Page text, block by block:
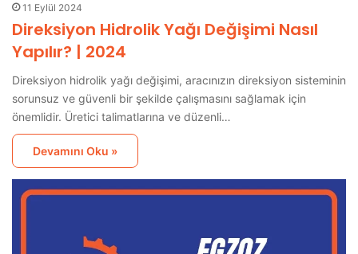
11 Eylül 2024
Direksiyon Hidrolik Yağı Değişimi Nasıl
Yapılır? | 2024
Direksiyon hidrolik yağı değişimi, aracınızın direksiyon sisteminin
sorunsuz ve güvenli bir şekilde çalışmasını sağlamak için
önemlidir. Üretici talimatlarına ve düzenli…
Devamını Oku »